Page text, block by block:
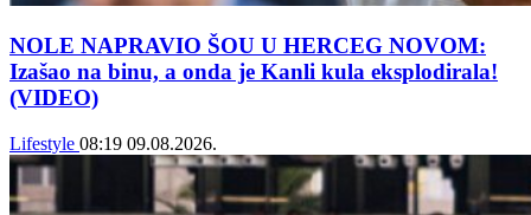
NOLE NAPRAVIO ŠOU U HERCEG NOVOM:
Izašao na binu, a onda je Kanli kula eksplodirala!
(VIDEO)
Lifestyle 08:19 09.08.2026.